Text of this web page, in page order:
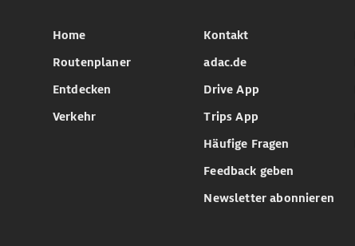
Home
Routenplaner
Entdecken
Verkehr
Kontakt
adac.de
Drive App
Trips App
Häufige Fragen
Feedback geben
Newsletter abonnieren